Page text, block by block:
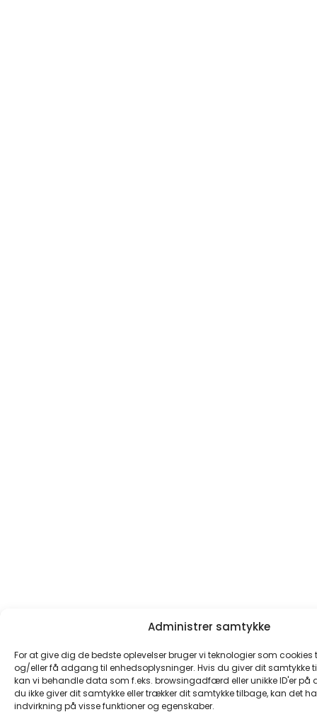
Administrer samtykke
For at give dig de bedste oplevelser bruger vi teknologier som
og/eller få adgang til enhedsoplysninger. Hvis du giver dit samtykke
kan vi behandle data som f.eks. browsingadfærd eller unikke ID'er på
du ikke giver dit samtykke eller trækker dit samtykke tilbage, kan det
indvirkning på visse funktioner og egenskaber.